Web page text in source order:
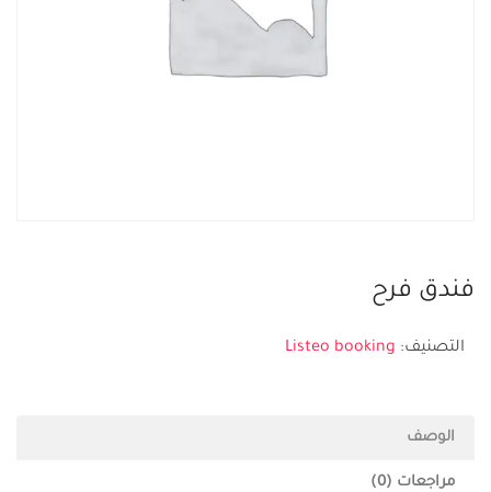
فندق فرح
التصنيف: Listeo booking
الوصف
مراجعات (0)